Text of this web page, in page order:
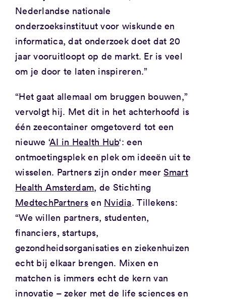
Nederlandse nationale
onderzoeksinstituut voor wiskunde en
informatica, dat onderzoek doet dat 20
jaar vooruitloopt op de markt. Er is veel
om je door te laten inspireren.”
“Het gaat allemaal om bruggen bouwen,”
vervolgt hij. Met dit in het achterhoofd is
één zeecontainer omgetoverd tot een
nieuwe ‘AI in Health Hub‘: een
ontmoetingsplek en plek om ideeën uit te
wisselen. Partners zijn onder meerSmart
Health Amsterdam, de Stichting
MedtechPartners en Nvidia. Tillekens:
“We willen partners, studenten,
financiers, startups,
gezondheidsorganisaties en ziekenhuizen
echt bij elkaar brengen. Mixen en
matchen is immers echt de kern van
innovatie – zeker met de life sciences en